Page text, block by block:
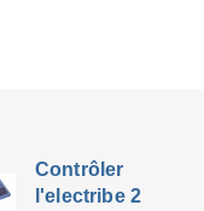
Contrôler
l'electribe 2